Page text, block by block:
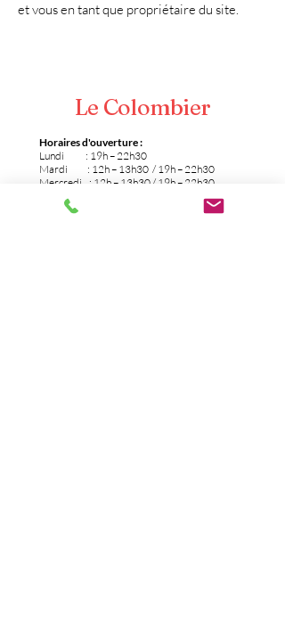
et vous en tant que propriétaire du site.
Le Colombier
Horaires d'ouverture :
Lundi : 19h – 22h30
Mardi : 12h – 13h30 / 19h – 22h30
Mercredi : 12h – 13h30 / 19h – 22h30
Jeudi : 12h – 13h30 / 19h – 22h30
Vendredi : 12h – 14h / 19h – 23h